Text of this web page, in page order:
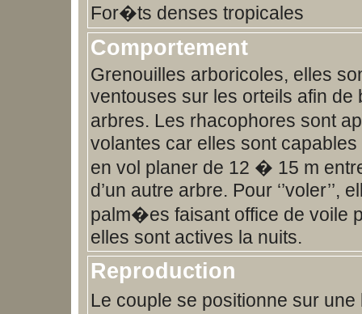
For�ts denses tropicales
Comportement
Grenouilles arboricoles, elles
ventouses sur les orteils afin de
arbres. Les rhacophores sont
volantes car elles sont capables
en vol planer de 12 � 15 m
d’un autre arbre. Pour ‘’voler’’,
palm�es faisant office de voile
elles sont actives la nuits.
Reproduction
Le couple se positionne sur